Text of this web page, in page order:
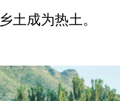
乡土成为热土。